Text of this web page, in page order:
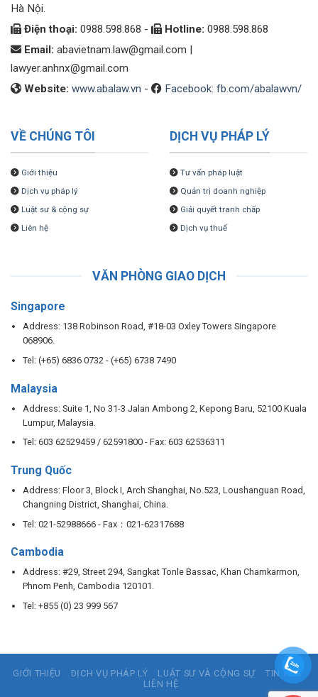
Hà Nội.
Điện thoại: 0988.598.868 - Hotline: 0988.598.868
Email: abavietnam.law@gmail.com
lawyer.anhnx@gmail.com
Website: www.abalaw.vn - Facebook: fb.com/abalawvn/
VỀ CHÚNG TÔI
Giới thiệu
Dịch vụ pháp lý
Luật sư & cộng sự
Liên hệ
DỊCH VỤ PHÁP LÝ
Tư vấn pháp luật
Quản trị doanh nghiệp
Giải quyết tranh chấp
Dịch vụ thuế
VĂN PHÒNG GIAO DỊCH
Singapore
Address: 138 Robinson Road, #18-03 Oxley Towers Singapore
068906.
Tel: (+65) 6836 0732 - (+65) 6738 7490
Malaysia
Address: Suite 1, No 31-3 Jalan Ambong 2, Kepong Baru, 52100 Kuala
Lumpur, Malaysia.
Tel: 603 62529459 / 62591800 - Fax: 603 62536311
Trung Quốc
Address: Floor 3, Block I, Arch Shanghai, No.523, Loushanguan Road,
Changning District, Shanghai, China.
Tel: 021-52988666 - Fax：021-62317688
Cambodia
Address: #29, Street 294, Sangkat Tonle Bassac, Khan Chamkarmon,
Phnom Penh, Cambodia 120101.
Tel: +855 (0) 23 999 567
GIỚI THIỆU DỊCH VỤ PHÁP LÝ LUẬT SƯ VÀ CỘNG SỰ
TIN TỨC
LIÊN HỆ